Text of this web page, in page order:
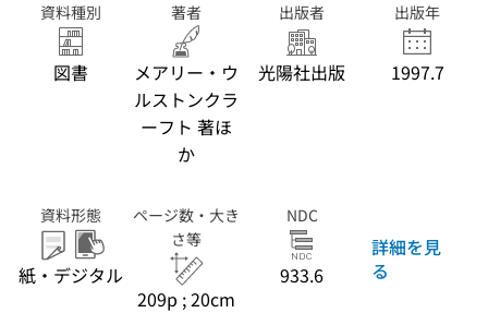
資料種別
図書
著者
メアリー・ウ
ルストンクラ
ーフト 著ほ
か
出版者
光陽社出版
出版年
1997.7
資料形態
紙・デジタル
ページ数・大き
さ等
209p ; 20cm
NDC
933.6
詳細を見
る